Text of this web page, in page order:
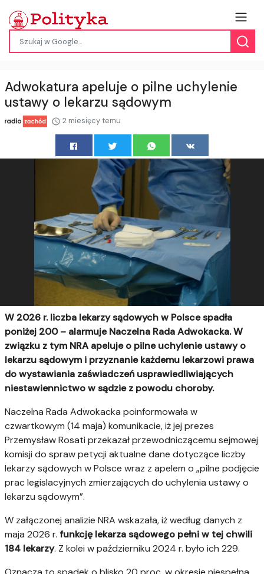
Adwokatura apeluje o pilne uchylenie
ustawy o lekarzu sądowym
2 miesięcy temu
W 2026 r. liczba lekarzy sądowych w Polsce spadła
poniżej 200 – alarmuje Naczelna Rada Adwokacka. W
związku z tym NRA apeluje o pilne uchylenie ustawy o
lekarzu sądowym i przyznanie każdemu lekarzowi prawa
do wystawiania zaświadczeń usprawiedliwiających
niestawiennictwo w sądzie z powodu choroby.
Naczelna Rada Adwokacka poinformowała w
czwartkowym (14 maja) komunikacie, iż jej prezes
Przemysław Rosati przekazał przewodniczącemu sejmowej
komisji do spraw petycji aktualne dane dotyczące liczby
lekarzy sądowych w Polsce wraz z apelem o „pilne podjęcie
prac legislacyjnych zmierzających do uchylenia ustawy o
lekarzu sądowym”.
W załączonej analizie NRA wskazała, iż według danych z
maja 2026 r. funkcję lekarza sądowego pełni w tej chwili
184 lekarzy. Z kolei w październiku 2024 r. było ich 229.